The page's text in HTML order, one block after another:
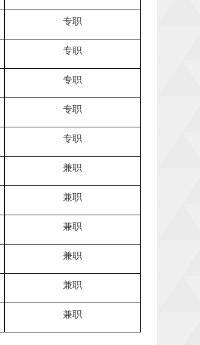
专职
专职
专职
专职
专职
兼职
兼职
兼职
兼职
兼职
兼职